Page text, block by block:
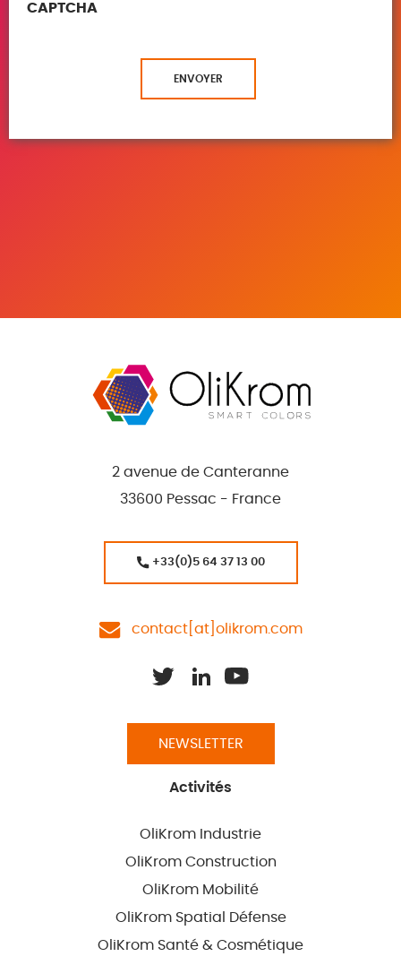
CAPTCHA
ENVOYER
2 avenue de Canteranne
33600 Pessac - France
+33(0)5 64 37 13 00
contact[at]olikrom.com
NEWSLETTER
Activités
OliKrom Industrie
OliKrom Construction
OliKrom Mobilité
OliKrom Spatial Défense
OliKrom Santé & Cosmétique